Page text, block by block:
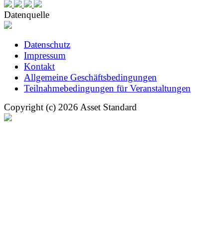
Datenquelle
Datenschutz
Impressum
Kontakt
Allgemeine Geschäftsbedingungen
Teilnahmebedingungen für Veranstaltungen
Copyright (c) 2026 Asset Standard